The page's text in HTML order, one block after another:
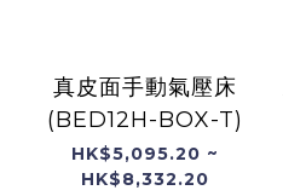
真皮面手動氣壓床
(BED12H-BOX-T)
HK$5,095.20 ~
HK$8,332.20